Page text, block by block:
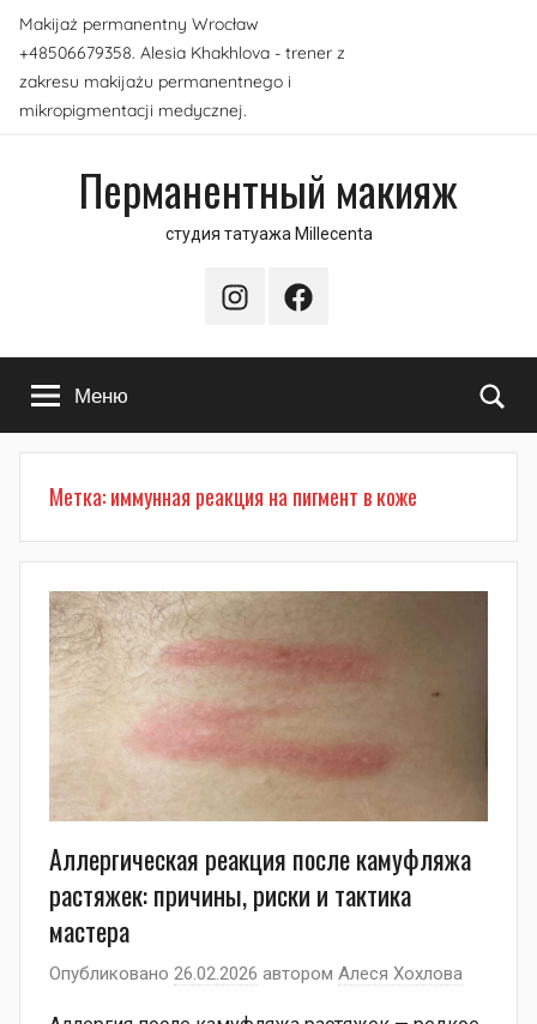
Перейти
содержимому
Makijaż permanentny Wrocław
+48506679358. Alesia Khakhlova - trener z
zakresu makijażu permanentnego i
mikropigmentacji medycznej.
Перманентный макияж
студия татуажа Millecenta
InstagramFacebook
Меню
Метка:иммунная реакция на пигмент в коже
Аллергическая реакция после камуфляжа
растяжек: причины, риски и тактика
мастера
Опубликовано 26.02.2026 автором Алеся Хохлова